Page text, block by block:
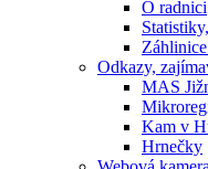
O radnici
Odkazy,
MAS
Kam v
Hrnečky